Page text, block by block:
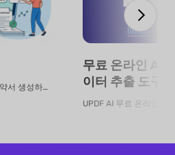
UPDF AI 온라인으로 근로계약서 생성하는 방법 UPDF AI로 몇...
무료 온라인 AI
이터 추출 도구